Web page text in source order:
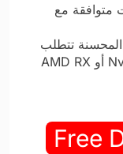
مع
تتطلب
Free